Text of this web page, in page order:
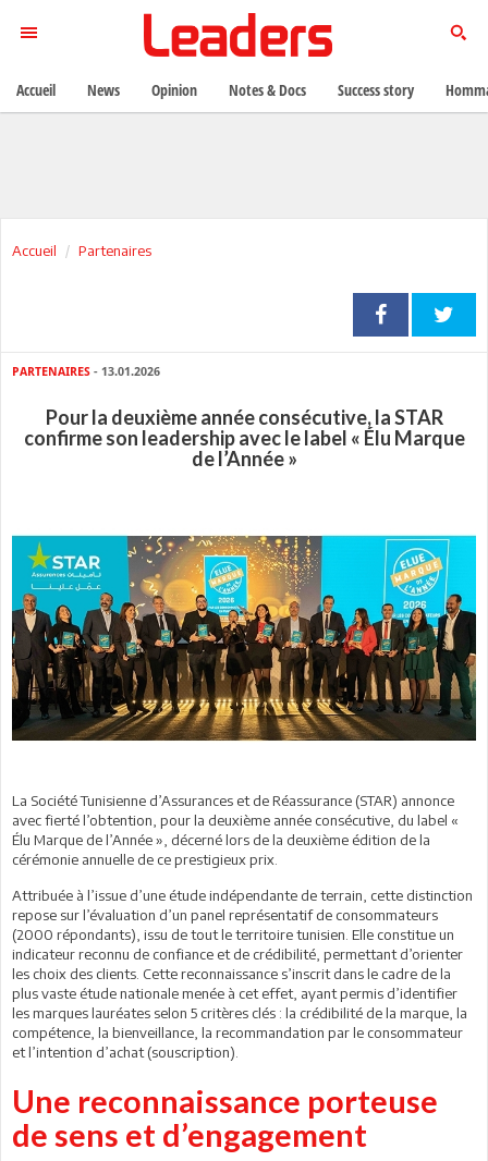
Accueil Partenaires
PARTENAIRES - 13.01.2026
Pour la deuxième année consécutive, la STAR
confirme son leadership avec le label « Élu Marque
de l’Année »
La Société Tunisienne d’Assurances et de Réassurance (STAR) annonce
avec fierté l’obtention, pour la deuxième année consécutive, du label «
Élu Marque de l’Année », décerné lors de la deuxième édition de la
cérémonie annuelle de ce prestigieux prix.
Attribuée à l’issue d’une étude indépendante de terrain, cette distinction
repose sur l’évaluation d’un panel représentatif de consommateurs
(2000 répondants), issu de tout le territoire tunisien. Elle constitue un
indicateur reconnu de confiance et de crédibilité, permettant d’orienter
les choix des clients. Cette reconnaissance s’inscrit dans le cadre de la
plus vaste étude nationale menée à cet effet, ayant permis d’identifier
les marques lauréates selon 5 critères clés : la crédibilité de la marque, la
compétence, la bienveillance, la recommandation par le consommateur
et l’intention d’achat (souscription).
Une reconnaissance porteuse
de sens et d’engagement
Accueil News Opinion Notes & Docs Success story